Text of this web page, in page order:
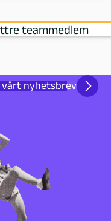
teammedlem
vårt nyhetsbrev